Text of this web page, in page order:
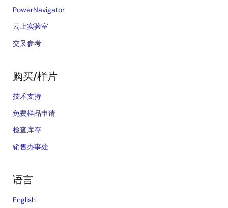
PowerNavigator
云上实验室
交叉参考
购买/样片
技术支持
免费样品申请
检查库存
销售办事处
语言
English